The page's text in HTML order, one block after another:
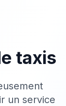
taxis
un service